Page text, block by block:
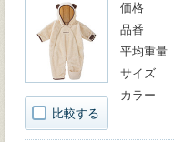
比較する
価格
品番
平均重量
サイズ
カラー